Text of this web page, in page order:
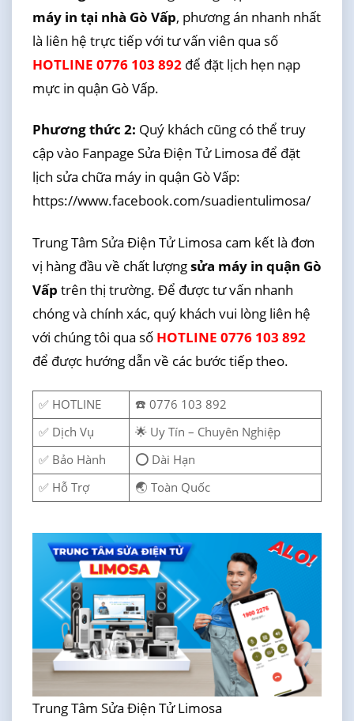
máy in tại nhà Gò Vấp, phương án nhanh nhất
là liên hệ trực tiếp với tư vấn viên qua số
HOTLINE 0776 103 892để đặt lịch hẹn nạp
mực in quận Gò Vấp.
Phương thức 2: Quý khách cũng có thể truy
cập vào Fanpage Sửa Điện Tử Limosa để đặt
lịch sửa chữa máy in quận Gò Vấp:
https://www.facebook.com/suadientulimosa/
Trung Tâm Sửa Điện Tử Limosa cam kết là đơn
vị hàng đầu về chất lượngsửa máy in quận Gò
Vấp trên thị trường. Để được tư vấn nhanh
chóng và chính xác, quý khách vui lòng liên hệ
với chúng tôi qua số HOTLINE 0776 103 892
để được hướng dẫn về các bước tiếp theo.
✅ HOTLINE
☎️ 0776 103 892
✅ Dịch Vụ
🌟 Uy Tín – Chuyên Nghiệp
✅ Bảo Hành
⭕ Dài Hạn
✅ Hỗ Trợ
🌏 Toàn Quốc
Trung Tâm Sửa Điện Tử Limosa